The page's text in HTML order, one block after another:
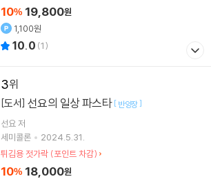
10% 19,800원
1,100원
10.0 (1)
3
[도서] 선요의 일상 파스타 [ 반양장]
선요 저
세미콜론
2024.5.31.
튀김용 젓가락 (포인트 차감)
10% 18,000원